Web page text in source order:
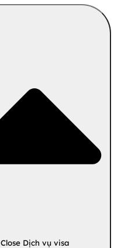
Close Dịch vụ visa